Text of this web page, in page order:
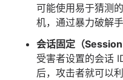
可能使用易于猜测
机，通过暴力破解
会话固定（Session
受害者设置的会话
后，攻击者就可以